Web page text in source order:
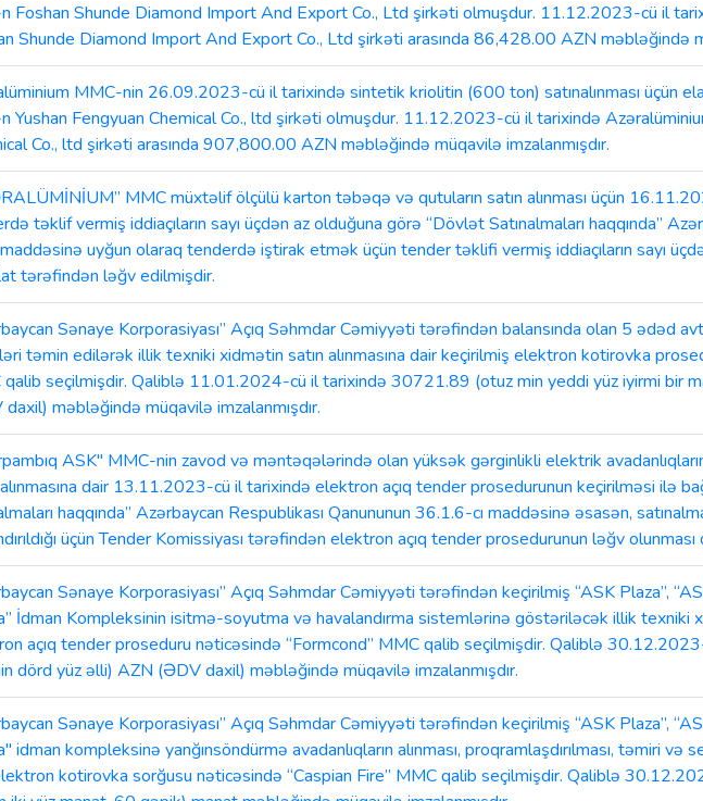
Foshan Shunde Diamond Import And Export Co., Ltd şirkəti olmuşdur. 11.12.2023-cü il
Shunde Diamond Import And Export Co., Ltd şirkəti arasında 86,428.00 AZN məbləğində
MMC-nin 26.09.2023-cü il tarixində sintetik kriolitin (600 ton) satınalınması üçün
Yushan Fengyuan Chemical Co., ltd şirkəti olmuşdur. 11.12.2023-cü il tarixində
Co., ltd şirkəti arasında 907,800.00 AZN məbləğində müqavilə imzalanmışdır.
MMC müxtəlif ölçülü karton təbəqə və qutuların satın alınması üçün
təklif vermiş iddiaçıların sayı üçdən az olduğuna görə “Dövlət Satınalmaları haqqında”
uyğun olaraq tenderdə iştirak etmək üçün tender təklifi vermiş iddiaçıların sayı
tərəfindən ləğv edilmişdir.
Sənaye Korporasiyası” Açıq Səhmdar Cəmiyyəti tərəfindən balansında olan 5 ədəd
təmin edilərək illik texniki xidmətin satın alınmasına dair keçirilmiş elektron kotirovka
qalib seçilmişdir. Qaliblə 11.01.2024-cü il tarixində 30721.89 (otuz min yeddi yüz iyirmi bir
məbləğində müqavilə imzalanmışdır.
ASK" MMC-nin zavod və məntəqələrində olan yüksək gərginlikli elektrik
dair 13.11.2023-cü il tarixində elektron açıq tender prosedurunun keçirilməsi ilə
haqqında” Azərbaycan Respublikası Qanununun 36.1.6-cı maddəsinə əsasən,
üçün Tender Komissiyası tərəfindən elektron açıq tender prosedurunun ləğv olunması
Sənaye Korporasiyası” Açıq Səhmdar Cəmiyyəti tərəfindən keçirilmiş “ASK Plaza”,
İdman Kompleksinin isitmə-soyutma və havalandırma sistemlərinə göstəriləcək illik texniki
açıq tender proseduru nəticəsində “Formcond” MMC qalib seçilmişdir. Qaliblə
dörd yüz əlli) AZN (ƏDV daxil) məbləğində müqavilə imzalanmışdır.
Sənaye Korporasiyası” Açıq Səhmdar Cəmiyyəti tərəfindən keçirilmiş “ASK Plaza”,
idman kompleksinə yanğınsöndürmə avadanlıqların alınması, proqramlaşdırılması, təmiri və
kotirovka sorğusu nəticəsində “Caspian Fire” MMC qalib seçilmişdir. Qaliblə